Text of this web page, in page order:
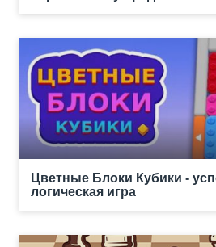
Цветные Блоки Кубики -
логическая игра